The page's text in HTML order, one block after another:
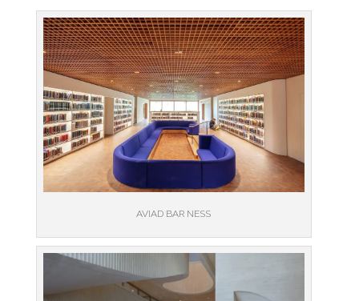
AVIAD BAR NESS